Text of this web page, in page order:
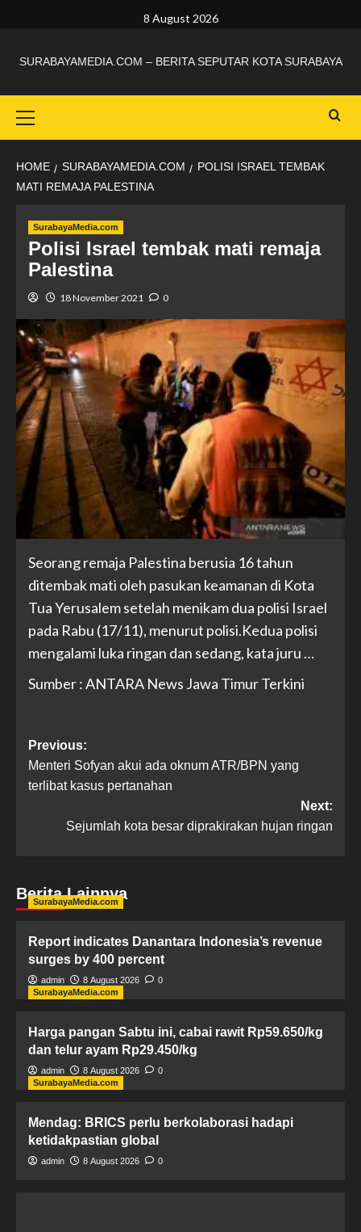
8 August 2026
SURABAYAMEDIA.COM – BERITA SEPUTAR KOTA SURABAYA
HOME SURABAYAMEDIA.COM
POLISI ISRAEL TEMBAK
MATI REMAJA PALESTINA
SurabayaMedia.com
Polisi Israel tembak mati remaja
Palestina
18 November 2021 0
Seorang remaja Palestina berusia 16 tahun
ditembak mati oleh pasukan keamanan di Kota
Tua Yerusalem setelah menikam dua polisi Israel
pada Rabu (17/11), menurut polisi.Kedua polisi
mengalami luka ringan dan sedang, kata juru …
Sumber : ANTARA News Jawa Timur Terkini
Previous:
Menteri Sofyan akui ada oknum ATR/BPN yang
terlibat kasus pertanahan
Next:
Sejumlah kota besar diprakirakan hujan ringan
Berita Lainnya
SurabayaMedia.com
Report indicates Danantara Indonesia’s revenue
surges by 400 percent
admin 8 August 2026
0
SurabayaMedia.com
Harga pangan Sabtu ini, cabai rawit Rp59.650/kg
dan telur ayam Rp29.450/kg
admin 8 August 2026
0
SurabayaMedia.com
Mendag: BRICS perlu berkolaborasi hadapi
ketidakpastian global
admin 8 August 2026 0